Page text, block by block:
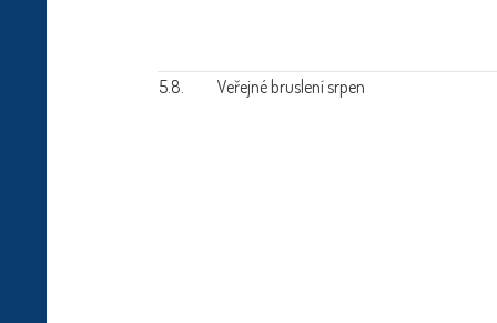
5.8. Veřejné bruslení srpen